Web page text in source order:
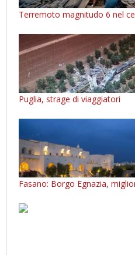
Terremoto magnitudo 6 nel
Puglia, strage di viaggiatori
Fasano: Borgo Egnazia,